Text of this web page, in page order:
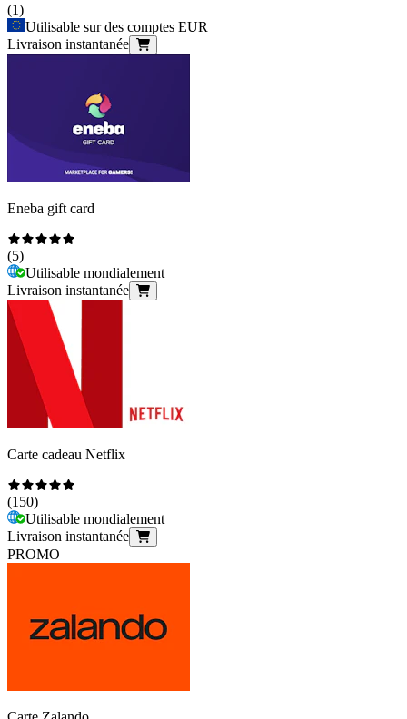
(1)
Utilisable sur des comptes EUR
Livraison instantanée
Eneba gift card
(5)
Utilisable mondialement
Livraison instantanée
Carte cadeau Netflix
(150)
Utilisable mondialement
Livraison instantanée
PROMO